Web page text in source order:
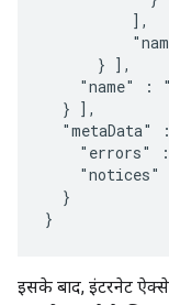
          ],
      } ],
"name" :
  } ],
"metaData"
"errors"
"notices"
  }
}
इसके बाद, इंटरनेट